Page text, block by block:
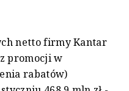
netto firmy Kantar
promocji w
rabatów)